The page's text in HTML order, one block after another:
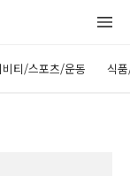
비티/스포츠/운동 식